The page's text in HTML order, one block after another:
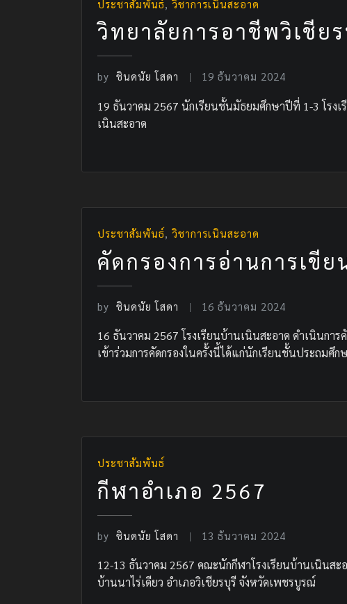
ประชาสัมพันธ์ วิชาการเนินสะอาด
วิทยาลัยการอาชีพวิเชีย
by ชินดนัย โสดา 19 ธันวาคม 2024
19 ธันวาคม 2567 นักเรียนชั้นมัธยมศึกษาปีที่ 1-3 โรง
เนินสะอาด
ประชาสัมพันธ์, วิชาการเนินสะอาด
คัดกรองการอ่านการเขี
by ชินดนัย โสดา 16 ธันวาคม 2024
16 ธันวาคม 2567 โรงเรียนบ้านเนินสะอาด ดำเนินกา
เข้าร่วมการคัดกรองในครั้งนี้ได้แก่นักเรียนชั้นประถมศึ
ประชาสัมพันธ์
กีฬาอำเภอ 2567
by ชินดนัย โสดา 13 ธันวาคม 2024
12-13 ธันวาคม 2567 คณะนักกีฬาโรงเรียนบ้านเนินส
บ้านนาไร่เดียว อำเภอวิเชียรบุรี จังหวัดเพชรบูรณ์